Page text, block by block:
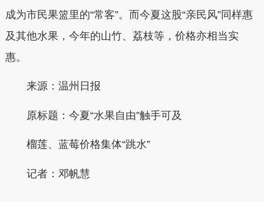
成为市民果篮里的“常客”。而今夏这股“亲民风”同样惠
及其他水果，今年的山竹、荔枝等，价格亦相当实
惠。
来源：温州日报
原标题：今夏“水果自由”触手可及
榴莲、蓝莓价格集体“跳水”
记者：邓帆慧